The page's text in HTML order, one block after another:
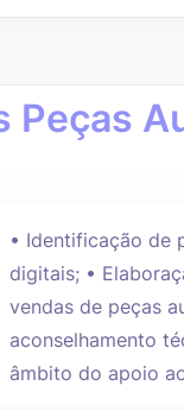
Peças
• Identificação de
digitais; •
vendas de peças
aconselhamento
âmbito do apoio